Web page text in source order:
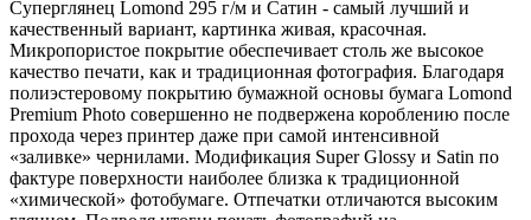
Суперглянец Lomond 295 г/м и Сатин - самый лучший и
качественный вариант, картинка живая, красочная.
Микропористое покрытие обеспечивает столь же высокое
качество печати, как и традиционная фотография. Благодаря
полиэстеровому покрытию бумажной основы бумага Lomond
Premium Photo совершенно не подвержена короблению после
прохода через принтер даже при самой интенсивной
«заливке» чернилами. Модификация Super Glossy и Satin по
фактуре поверхности наиболее близка к традиционной
«химической» фотобумаге. Отпечатки отличаются высоким